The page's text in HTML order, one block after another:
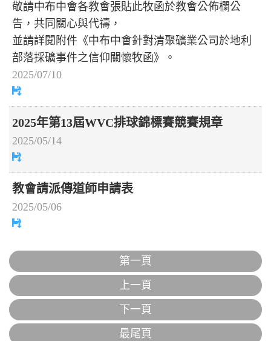
敬請中布中會各教會張貼此牧函於教會公佈欄公
告，共同關心與代禱，
並請詳閱附件《中布中會針對清聚礦業公司於地利
部落採礦事件之信仰關懷牧函》。
2025/07/10
2025年第13屆WVC排球錦標賽競賽規章
2025/05/14
教會請派傳道師申請表
2025/05/06
第一頁
上一頁
下一頁
最尾頁